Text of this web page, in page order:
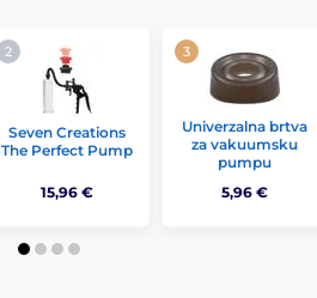
Seven Creations
The Perfect Pump
15,96 €
Univerzalna brtva
za vakuumsku
pumpu
5,96 €